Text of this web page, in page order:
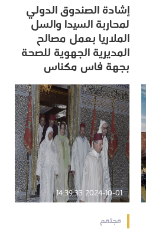
إشادة الصندوق الدولي
لمحاربة السيدا والسل
الملاريا بعمل مصالح
المديرية الجهوية للصحة
بجهة فاس مكناس
2024-10-01 14:39:33
مجتمع